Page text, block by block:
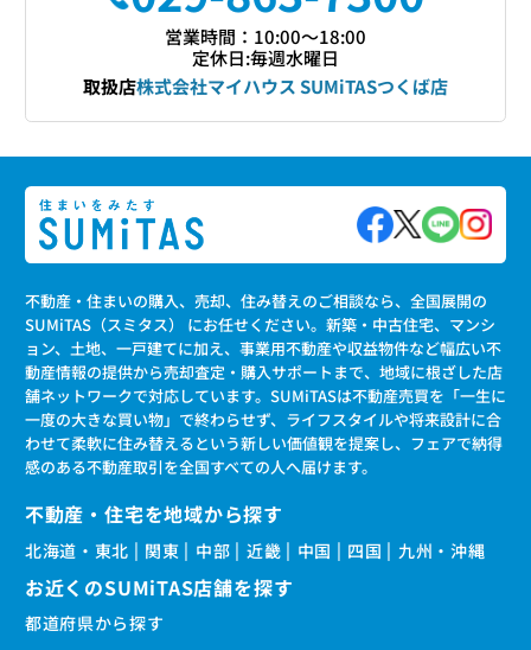
営業時間：10:00〜18:00
定休日:毎週水曜日
取扱店株式会社マイハウス SUMiTASつくば店
不動産・住まいの購入、売却、住み替えのご相談なら、全国展開の
SUMiTAS（スミタス） にお任せください。新築・中古住宅、マンシ
ョン、土地、一戸建てに加え、事業用不動産や収益物件など幅広い不
動産情報の提供から売却査定・購入サポートまで、地域に根ざした店
舗ネットワークで対応しています。SUMiTASは不動産売買を「一生に
一度の大きな買い物」で終わらせず、ライフスタイルや将来設計に合
わせて柔軟に住み替えるという新しい価値観を提案し、フェアで納得
感のある不動産取引を全国すべての人へ届けます。
不動産・住宅を地域から探す
北海道・東北 関東 中部 近畿 中国 四国 九州・沖縄
お近くのSUMiTAS店舗を探す
都道府県から探す